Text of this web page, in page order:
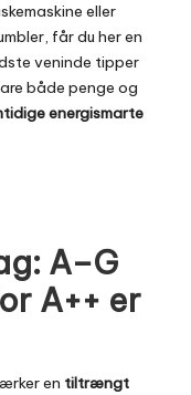
eller
får du her en
veninde tipper
både penge og
energismarte
A–G
A++ er
en tiltrængt